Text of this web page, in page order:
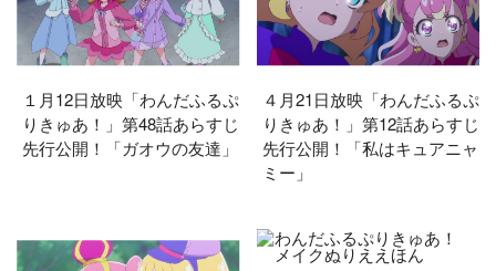
１月12日放映「わんだふるぷ
りきゅあ！」第48話あらすじ
先行公開！「ガオウの友達」
４月21日放映「わんだふるぷ
りきゅあ！」第12話あらすじ
先行公開！「私はキュアニャ
ミー」